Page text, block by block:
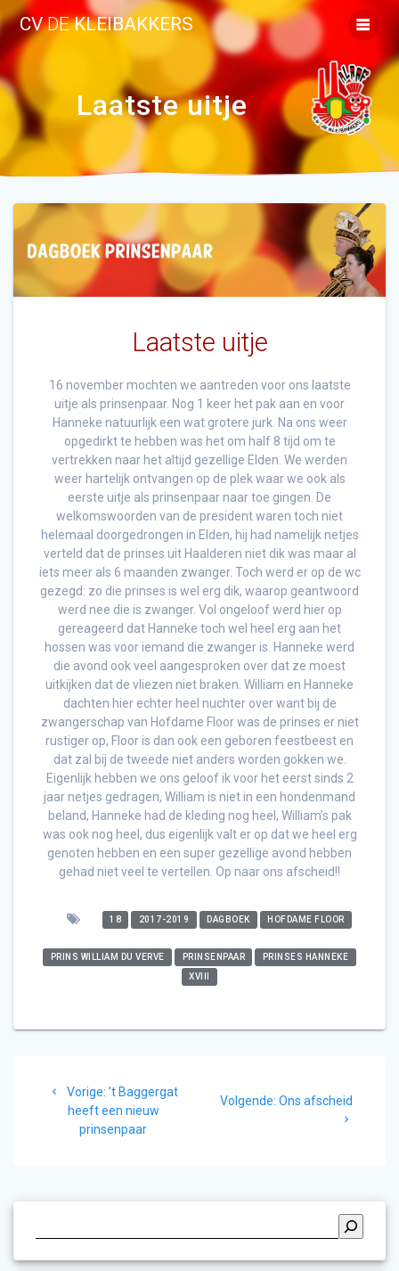
Ga
naar
inhoud
CVDEKLEIBAKKERS
Laatste uitje
Laatste uitje
16 november mochten we aantreden voor ons laatste
uitje als prinsenpaar. Nog 1 keer het pak aan en voor
Hanneke natuurlijk een wat grotere jurk. Na ons weer
opgedirkt te hebben was het om half 8 tijd om te
vertrekken naar het altijd gezellige Elden. We werden
weer hartelijk ontvangen op de plek waar we ook als
eerste uitje als prinsenpaar naar toe gingen. De
welkomswoorden van de president waren toch niet
helemaal doorgedrongen in Elden, hij had namelijk netjes
verteld dat de prinses uit Haalderen niet dik was maar al
iets meer als 6 maanden zwanger. Toch werd er op de wc
gezegd: zo die prinses is wel erg dik, waarop geantwoord
werd nee die is zwanger. Vol ongeloof werd hier op
gereageerd dat Hanneke toch wel heel erg aan het
hossen was voor iemand die zwanger is. Hanneke werd
die avond ook veel aangesproken over dat ze moest
uitkijken dat de vliezen niet braken. William en Hanneke
dachten hier echter heel nuchter over want bij de
zwangerschap van Hofdame Floor was de prinses er niet
rustiger op, Floor is dan ook een geboren feestbeest en
dat zal bij de tweede niet anders worden gokken we.
Eigenlijk hebben we ons geloof ik voor het eerst sinds 2
jaar netjes gedragen, William is niet in een hondenmand
beland, Hanneke had de kleding nog heel, William’s pak
was ook nog heel, dus eigenlijk valt er op dat we heel erg
genoten hebben en een super gezellige avond hebben
gehad niet veel te vertellen. Op naar ons afscheid!!
18 2017-2019 DAGBOEK HOFDAME FLOOR
PRINS WILLIAM DU VERVE PRINSENPAAR
PRINSES HANNEKE
XVIII
navigatie
Vorige: Vorig
bericht:
’t Baggergat
heeft een nieuw
prinsenpaar
Volgende: Volgend
Ons afscheid